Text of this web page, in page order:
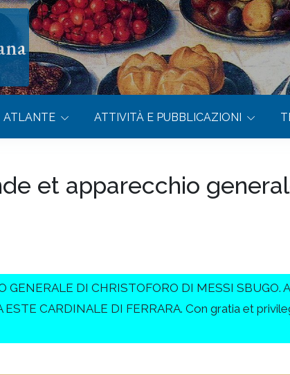
ATLANTE ATTIVITÀ E PUBBLICAZIONI
et apparecchio
DI CHRISTOFORO DI MESSI SBUGO.
CARDINALE DI FERRARA. Con gratia et